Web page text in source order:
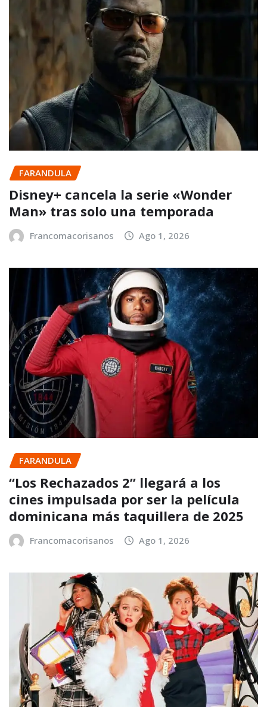
FARANDULA
Disney+ cancela la serie «Wonder
Man» tras solo una temporada
Francomacorisanos Ago 1, 2026
FARANDULA
“Los Rechazados 2” llegará a los
cines impulsada por ser la película
dominicana más taquillera de 2025
Francomacorisanos Ago 1, 2026